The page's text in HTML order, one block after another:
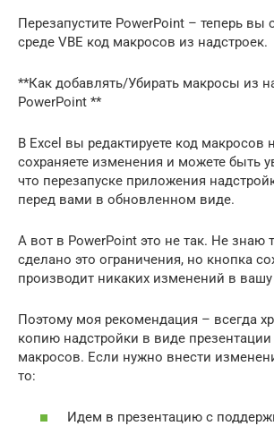
Перезапустите PowerPoint – теперь вы
среде VBE код макросов из надстроек.
**Как добавлять/Убирать макросы из
PowerPoint **
В Excel вы редактируете код макросов
сохраняете изменения и можете быть
что перезапуске приложения
перед вами в обновленном виде.
А вот в PowerPoint это не так. Не знаю
сделано это ограничения, но кнопка
производит никаких изменений в вашу
Поэтому моя рекомендация – всегда
копию надстройки в виде
макросов. Если нужно внести
то:
Идем в презентацию с